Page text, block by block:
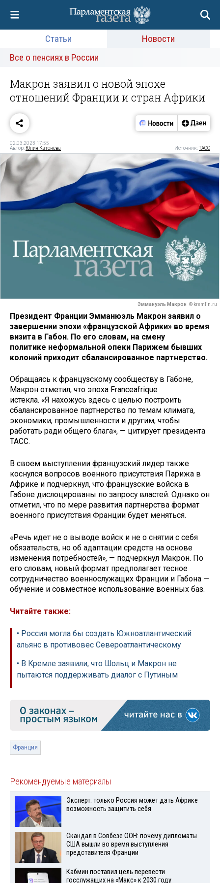
Статьи
Новости
Все о пенсиях в России
Макрон заявил о новой эпохе
отношений Франции и стран Африки
02.03.2023 17:55
Автор: Юлия Катенёва Источник:ТАСС
Эммануэль Макрон © kremlin.ru
Президент Франции Эмманюэль Макрон заявил о
завершении эпохи «французской Африки» во время
визита в Габон. По его словам, на смену
политике неформальной опеки Парижем бывших
колоний приходит сбалансированное партнерство.
Обращаясь к французскому сообществу в Габоне,
Макрон отметил, что эпоха Franceafrique
истекла. «Я нахожусь здесь с целью построить
сбалансированное партнерство по темам климата,
экономики, промышленности и другим, чтобы
работать ради общего блага», — цитирует президента
ТАСС.
В своем выступлении французский лидер также
коснулся вопросов военного присутствия Парижа в
Африке и подчеркнул, что французские войска в
Габоне дислоцированы по запросу властей. Однако он
отметил, что по мере развития партнерства формат
военного присутствия Франции будет меняться.
«Речь идет не о выводе войск и не о снятии с себя
обязательств, но об адаптации средств на основе
изменения потребностей», — подчеркнул Макрон. По
его словам, новый формат предполагает тесное
сотрудничество военнослужащих Франции и Габона —
обучение и совместное использование военных баз.
Читайте также:
• Россия могла бы создать Южноатлантический
альянс в противовес Североатлантическому
• В Кремле заявили, что Шольц и Макрон не
пытаются поддерживать диалог с Путиным
Франция
Рекомендуемые материалы
Эксперт: только Россия может дать Африке
возможность защитить себя
Скандал в Совбезе ООН: почему дипломаты
США вышли во время выступления
представителя Франции
Кабмин поставил цель перевести
госслужащих на «Макс» к 2030 году